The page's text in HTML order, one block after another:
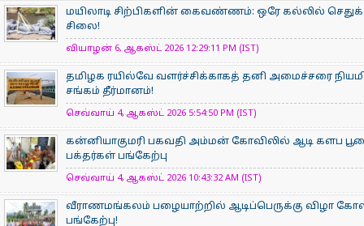
மயிலாடி சிற்பிகளின் கைவண்ணம்: ஒரே கல்லில்
சிலை!
வியாழன் 6, ஆகஸ்ட் 2026 12:29:11 PM (IST)
தமிழக ரயில்வே வளர்ச்சிக்காகத் தனி அமைச்சரை
சங்கம் தீர்மானம்!
செவ்வாய் 4, ஆகஸ்ட் 2026 5:54:50 PM (IST)
கன்னியாகுமரி பகவதி அம்மன் கோவிலில் ஆடி களப
பக்தர்கள் பங்கேற்பு
செவ்வாய் 4, ஆகஸ்ட் 2026 10:43:32 AM (IST)
வீராணமங்கலம் பழையாற்றில் ஆடிப்பெருக்கு விழா
பங்கேற்பு!